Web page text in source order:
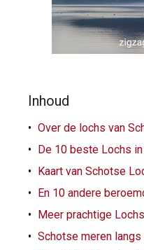
Inhoud
Over de lochs van
De 10 beste Lochs
Kaart van Schotse
En 10 andere
Meer prachtige
Schotse meren langs